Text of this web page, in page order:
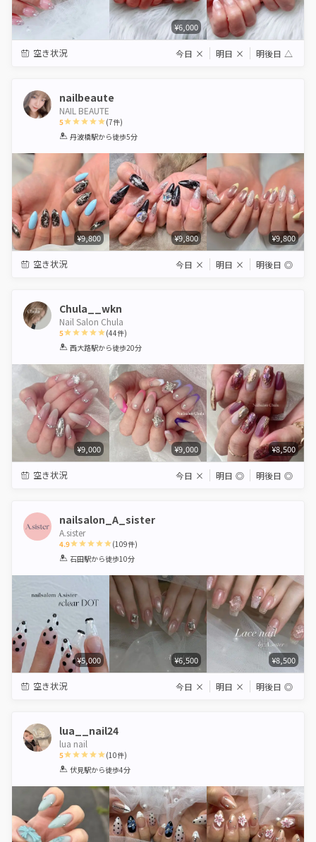
¥6,000
空き状況 今日 × 明日 × 明後日 △
nailbeaute
NAIL BEAUTE
5
1 2 3 4 5
(7件)
丹波橋駅から徒歩5分
¥9,800 ¥9,800 ¥9,800
空き状況 今日 × 明日 × 明後日 ◎
Chula__wkn
Nail Salon Chula
5
1 2 3 4 5
(44件)
西大路駅から徒歩20分
¥9,000 ¥9,000 ¥8,500
空き状況 今日 × 明日 ◎ 明後日 ◎
nailsalon_A_sister
A.sister
4.9
1 2 3 4 5
(109件)
石田駅から徒歩10分
¥5,000 ¥6,500 ¥8,500
空き状況 今日 × 明日 × 明後日 ◎
lua__nail24
lua nail
5
1 2 3 4 5
(10件)
伏見駅から徒歩4分